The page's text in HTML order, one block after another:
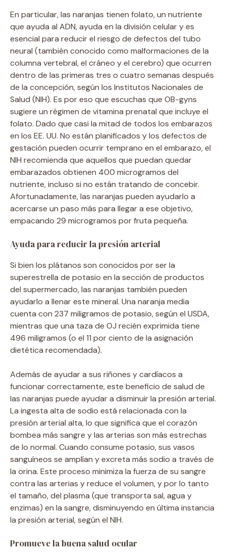
En particular, las naranjas tienen folato, un nutriente
que ayuda al ADN, ayuda en la división celular y es
esencial para reducir el riesgo de defectos del tubo
neural (también conocido como malformaciones de la
columna vertebral, el cráneo y el cerebro) que ocurren
dentro de las primeras tres o cuatro semanas después
de la concepción, según los Institutos Nacionales de
Salud (NIH). Es por eso que escuchas que OB-gyns
sugiere un régimen de vitamina prenatal que incluye el
folato. Dado que casi la mitad de todos los embarazos
en los EE. UU. No están planificados y los defectos de
gestación pueden ocurrir temprano en el embarazo, el
NIH recomienda que aquellos que puedan quedar
embarazados obtienen 400 microgramos del
nutriente, incluso si no están tratando de concebir.
Afortunadamente, las naranjas pueden ayudarlo a
acercarse un paso más para llegar a ese objetivo,
empacando 29 microgramos por fruta pequeña.
Ayuda para reducir la presión arterial
Si bien los plátanos son conocidos por ser la
superestrella de potasio en la sección de productos
del supermercado, las naranjas también pueden
ayudarlo a llenar este mineral. Una naranja media
cuenta con 237 miligramos de potasio, según el USDA,
mientras que una taza de OJ recién exprimida tiene
496 miligramos (o el 11 por ciento de la asignación
dietética recomendada).
Además de ayudar a sus riñones y cardíacos a
funcionar correctamente, este beneficio de salud de
las naranjas puede ayudar a disminuir la presión arterial.
La ingesta alta de sodio está relacionada con la
presión arterial alta, lo que significa que el corazón
bombea más sangre y las arterias son más estrechas
de lo normal. Cuando consume potasio, sus vasos
sanguíneos se amplían y excreta más sodio a través de
la orina. Este proceso minimiza la fuerza de su sangre
contra las arterias y reduce el volumen, y por lo tanto
el tamaño, del plasma (que transporta sal, agua y
enzimas) en la sangre, disminuyendo en última instancia
la presión arterial, según el NIH.
Promueve la buena salud ocular